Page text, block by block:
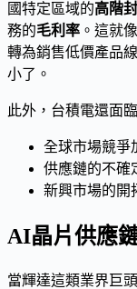
國特定區域的高階
務的毛利率 。這就
轉為銷售低價產品
小了。
此外，台積電還面
全球市場競爭
供應鏈的不確
新興市場的開
AI晶片供應
當輝達這類業界巨